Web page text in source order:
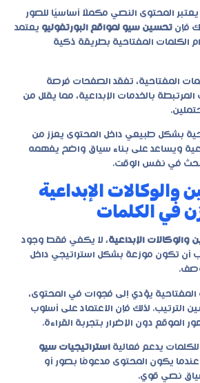
المحتوى النصي مكملًا أساسيًا للصور
فإن تحسين سيو لمواقع البورتفوليو يعتمد
الكلمات المفتاحية بطريقة ذكية
المفتاحية، تفقد الصفحات فرصة
بالخدمات الإبداعية، مما يقلل من
بشكل طبيعي داخل المحتوى يعزز من
ويساعد على بناء سياق واضح يفهمه
في نفس الوقت.
الإبداعية
في الكلمات
الإبداعية، لا يكفي فقط وجود
أن تكون موزعة بشكل استراتيجي داخل
يؤدي إلى فجوات في المحتوى،
لذلك فإن الاعتماد على أسلوب
الموقع دون الإضرار بتجربة القراءة.
يدعم فعالية استراتيجيات سيو
يكون المحتوى مدعومًا بصور أو
نصي قوي.